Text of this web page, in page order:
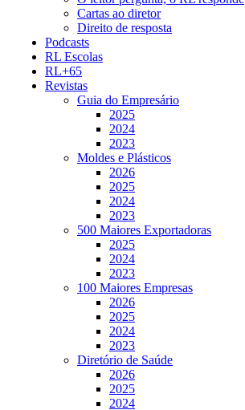
Cartas ao diretor
Direito de resposta
Podcasts
RL Escolas
RL+65
Revistas
Guia do Empresário
2025
2024
2023
Moldes e Plásticos
2026
2025
2024
2023
500 Maiores Exportadoras
2025
2024
2023
100 Maiores Empresas
2026
2025
2024
2023
Diretório de Saúde
2026
2025
2024